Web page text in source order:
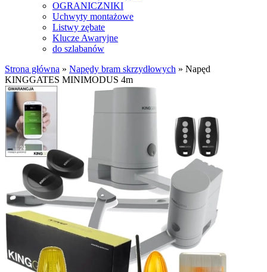
OGRANICZNIKI
Uchwyty montażowe
Listwy zębate
Klucze Awaryjne
do szlabanów
Strona główna » Napędy bram skrzydłowych » Napęd
KINGGATES MINIMODUS 4m